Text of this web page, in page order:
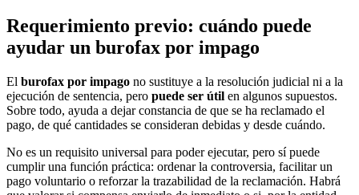
Requerimiento previo: cuándo puede
ayudar un burofax por impago
El burofax por impago no sustituye a la resolución judicial ni a la
ejecución de sentencia, pero puede ser útil en algunos supuestos.
Sobre todo, ayuda a dejar constancia de que se ha reclamado el
pago, de qué cantidades se consideran debidas y desde cuándo.
No es un requisito universal para poder ejecutar, pero sí puede
cumplir una función práctica: ordenar la controversia, facilitar un
pago voluntario o reforzar la trazabilidad de la reclamación. Habrá